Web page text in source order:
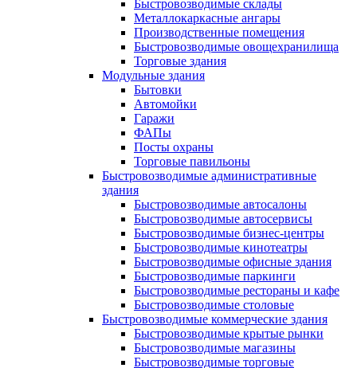
Быстровозводимые склады
Металлокаркасные ангары
Производственные помещения
Быстровозводимые овощехранилища
Торговые здания
Модульные здания
Бытовки
Автомойки
Гаражи
ФАПы
Посты охраны
Торговые павильоны
Быстровозводимые административные
здания
Быстровозводимые автосалоны
Быстровозводимые автосервисы
Быстровозводимые бизнес-центры
Быстровозводимые кинотеатры
Быстровозводимые офисные здания
Быстровозводимые паркинги
Быстровозводимые рестораны и кафе
Быстровозводимые столовые
Быстровозводимые коммерческие здания
Быстровозводимые крытые рынки
Быстровозводимые магазины
Быстровозводимые торговые